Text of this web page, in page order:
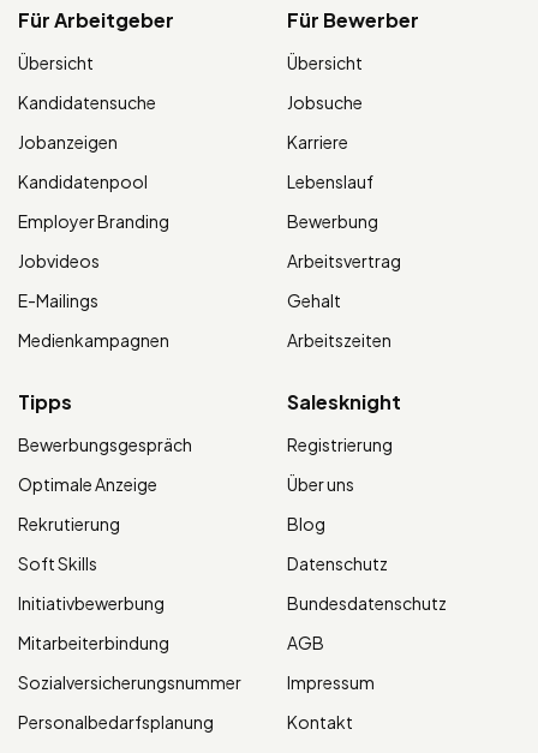
Für Arbeitgeber
Übersicht
Kandidatensuche
Jobanzeigen
Kandidatenpool
Employer Branding
Jobvideos
E-Mailings
Medienkampagnen
Für Bewerber
Übersicht
Jobsuche
Karriere
Lebenslauf
Bewerbung
Arbeitsvertrag
Gehalt
Arbeitszeiten
Tipps
Bewerbungsgespräch
Optimale Anzeige
Rekrutierung
Soft Skills
Initiativbewerbung
Mitarbeiterbindung
Sozialversicherungsnummer
Personalbedarfsplanung
Salesknight
Registrierung
Über uns
Blog
Datenschutz
Bundesdatenschutz
AGB
Impressum
Kontakt